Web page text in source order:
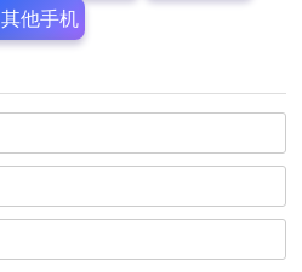
其他手机